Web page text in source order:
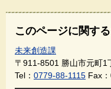
このページに関す
未来創造課
〒911-8501 勝山市元町1
Tel： 0779-88-1115 Fax